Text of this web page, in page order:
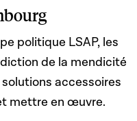
politique LSAP, les
de la mendicité
accessoires
mettre en œuvre.